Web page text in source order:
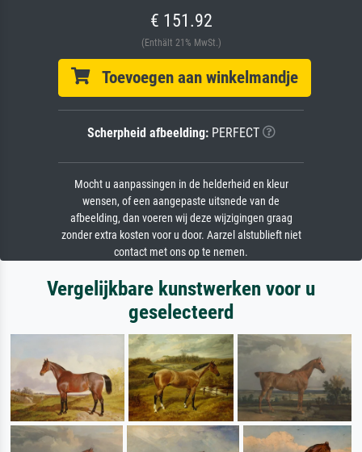
€ 151.92
(Enthält 21% MwSt.)
Toevoegen aan winkelmandje
Scherpheid afbeelding:PERFECT
Mocht u aanpassingen in de helderheid en kleur
wensen, of een aangepaste uitsnede van de
afbeelding, dan voeren wij deze wijzigingen graag
zonder extra kosten voor u door. Aarzel alstublieft niet
contact met ons op te nemen.
Vergelijkbare kunstwerken voor u
geselecteerd